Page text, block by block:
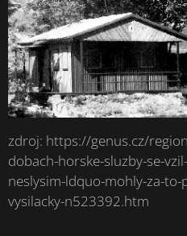
zdroj: https://genus.cz/
dobach-horske-sluzby-se-
neslysim-ldquo-mohly-za-
vysilacky-n523392.htm